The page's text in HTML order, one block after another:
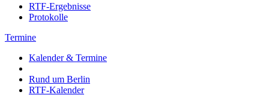
RTF-Ergebnisse
Protokolle
Termine
Kalender & Termine
Rund um Berlin
RTF-Kalender